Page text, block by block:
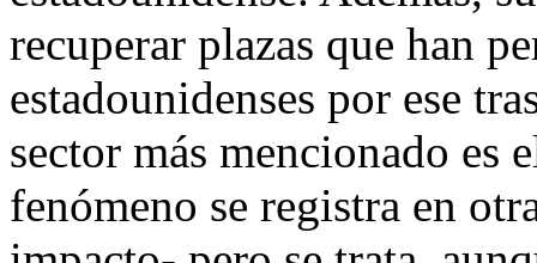
recuperar plazas que han
estadounidenses por ese
sector más mencionado es
fenómeno se registra en